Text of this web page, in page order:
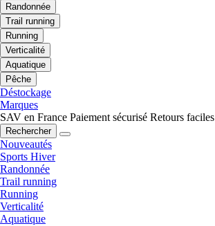
Randonnée
Trail running
Running
Verticalité
Aquatique
Pêche
Déstockage
Marques
SAV en France Paiement sécurisé Retours faciles
Rechercher
Nouveautés
Sports Hiver
Randonnée
Trail running
Running
Verticalité
Aquatique